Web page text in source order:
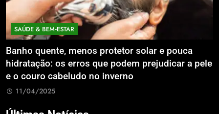
SAÚDE & BEM‑ESTAR
Banho quente, menos protetor solar e pouca
hidratação: os erros que podem prejudicar a pele
e o couro cabeludo no inverno
11/04/2025